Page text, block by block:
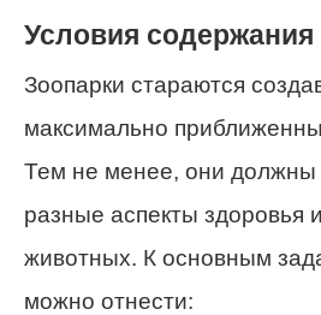
Условия содержания
Зоопарки стараются
максимально
Тем не менее, они должны
разные аспекты здоровья
животных. К основным
можно отнести: